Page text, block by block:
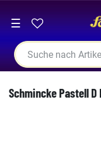
☰
Schmincke Pastell